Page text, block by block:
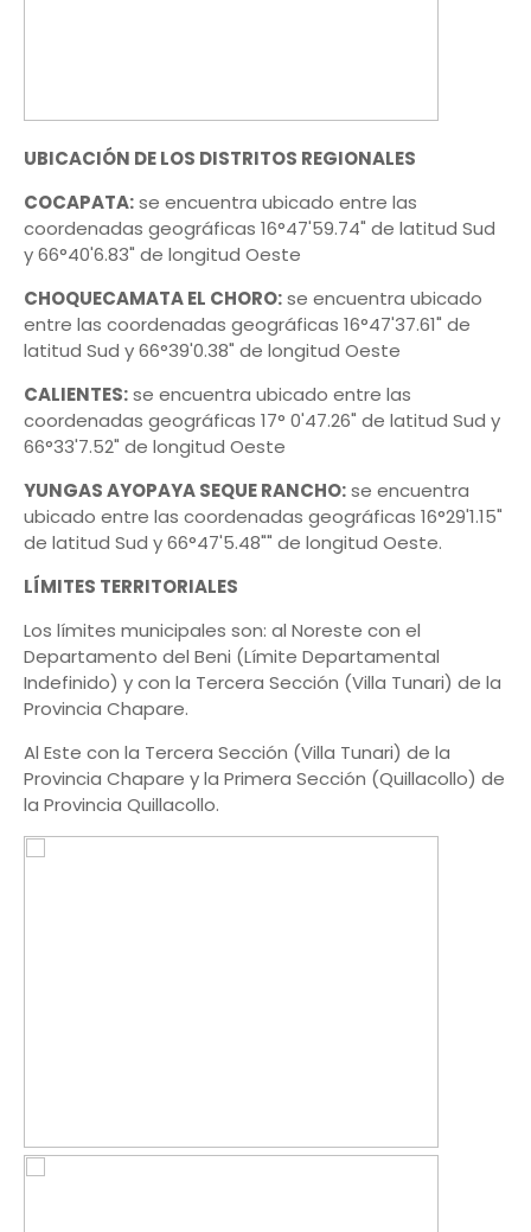
UBICACIÓN DE LOS DISTRITOS REGIONALES
COCAPATA:se encuentra ubicado entre las
coordenadas geográficas 16°47'59.74" de latitud Sud
y 66°40'6.83" de longitud Oeste
CHOQUECAMATA EL CHORO:se encuentra ubicado
entre las coordenadas geográficas 16°47'37.61" de
latitud Sud y 66°39'0.38" de longitud Oeste
CALIENTES:se encuentra ubicado entre las
coordenadas geográficas 17° 0'47.26" de latitud Sud y
66°33'7.52" de longitud Oeste
YUNGAS AYOPAYA SEQUE RANCHO:se encuentra
ubicado entre las coordenadas geográficas 16°29'1.15"
de latitud Sud y 66°47'5.48"" de longitud Oeste.
LÍMITES TERRITORIALES
Los límites municipales son: al Noreste con el
Departamento del Beni (Límite Departamental
Indefinido) y con la Tercera Sección (Villa Tunari) de la
Provincia Chapare.
Al Este con la Tercera Sección (Villa Tunari) de la
Provincia Chapare y la Primera Sección (Quillacollo) de
la Provincia Quillacollo.